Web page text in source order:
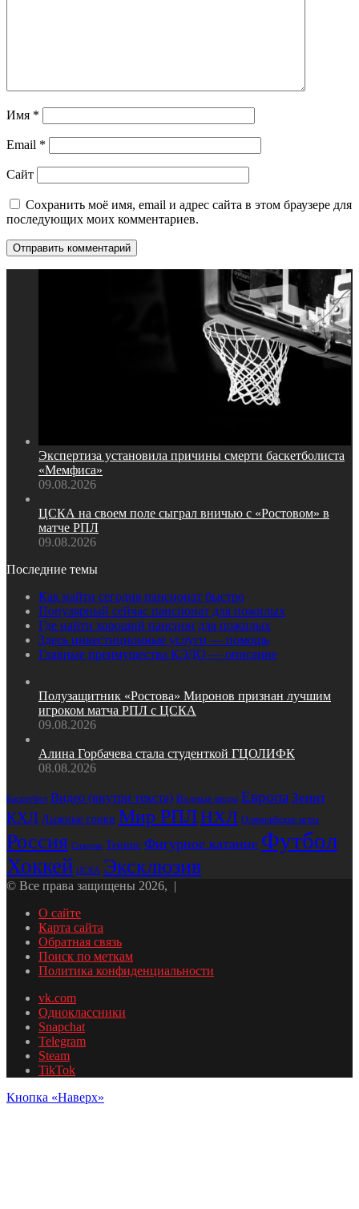
Имя *
Email *
Сайт
Сохранить моё имя, email и адрес сайта в этом браузере для
последующих моих комментариев.
Экспертиза установила причины смерти баскетболиста
«Мемфиса»
09.08.2026
ЦСКА на своем поле сыграл вничью с «Ростовом» в
матче РПЛ
09.08.2026
Последние темы
Как найти сегодня пансионат быстро
Популярный сейчас пансионат для пожилых
Где найти хороший пансион для пожилых
Здесь инвестиционные услуги — помощь
Главные преимущества КЭДО — описание
Полузащитник «Ростова» Миронов признан лучшим
игроком матча РПЛ с ЦСКА
09.08.2026
Алина Горбачева стала студенткой ГЦОЛИФК
08.08.2026
Баскетбол Видео (внутри текста) Водные виды Европа Зенит
КХЛ Лыжные гонки Мир РПЛНХЛ Олимпийские игры
Россия Спартак Теннис Фигурное катание Футбол
Хоккей ЦСКА Эксклюзив
© Все права защищены 2026, |
О сайте
Карта сайта
Обратная связь
Поиск по меткам
Политика конфиденциальности
vk.com
Одноклассники
Snapchat
Telegram
Steam
TikTok
Кнопка «Наверх»